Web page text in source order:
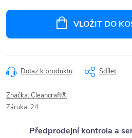
VLOŽIT DO
Dotaz k produktu Sdílet
Značka:Cleancraft®
Záruka: 24
Předprodejní kontrola a